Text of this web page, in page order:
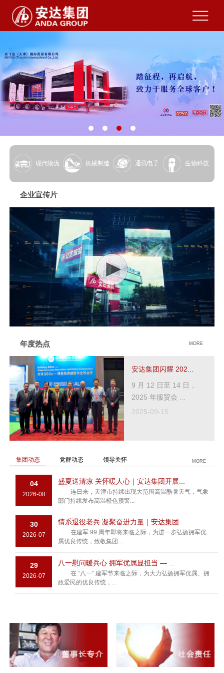
现代物流 机械制造 通讯电子 生物科技
企业宣传片
年度热点 MORE
安达集团闪耀 202...
9 月 12 日至 14 日，
2025 年服贸会 ...
2025-09-15
集团动态 党群动态 领导关怀 MORE
04
2026-08
盛夏送清凉 关怀暖人心｜安达集团开展...
连日来，天津市持续出现大范围高温酷暑天气，气象
部门持续发布高温橙色预警...
30
2026-07
情系退役老兵 凝聚奋进力量｜安达集团...
在建军 99 周年即将来临之际，为进一步弘扬拥军优
属优良传统，致敬集团...
29
2026-07
八一慰问暖兵心 拥军优属显担当 — ...
在 “八一” 建军节来临之际，为大力弘扬拥军优属、拥
政爱民的优良传统，...